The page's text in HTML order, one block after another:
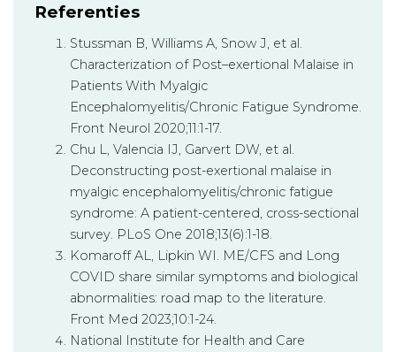
Referenties
Stussman B, Williams A, Snow J, et al.
Characterization of Post–exertional Malaise in
Patients With Myalgic
Encephalomyelitis/Chronic Fatigue Syndrome.
Front Neurol 2020;11:1-17.
Chu L, Valencia IJ, Garvert DW, et al.
Deconstructing post-exertional malaise in
myalgic encephalomyelitis/chronic fatigue
syndrome: A patient-centered, cross-sectional
survey. PLoS One 2018;13(6):1-18.
Komaroff AL, Lipkin WI. ME/CFS and Long
COVID share similar symptoms and biological
abnormalities: road map to the literature.
Front Med 2023;10:1-24.
National Institute for Health and Care